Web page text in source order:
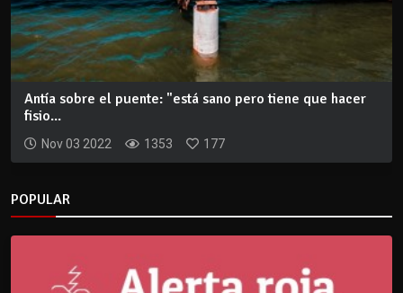
Antía sobre el puente: "está sano pero tiene que hacer
fisio...
Nov 03 2022 1353 177
POPULAR